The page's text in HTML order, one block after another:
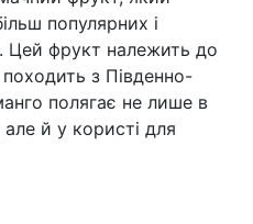
популярних і
Цей фрукт належить до
походить з Південно-
полягає не лише в
й у користі для